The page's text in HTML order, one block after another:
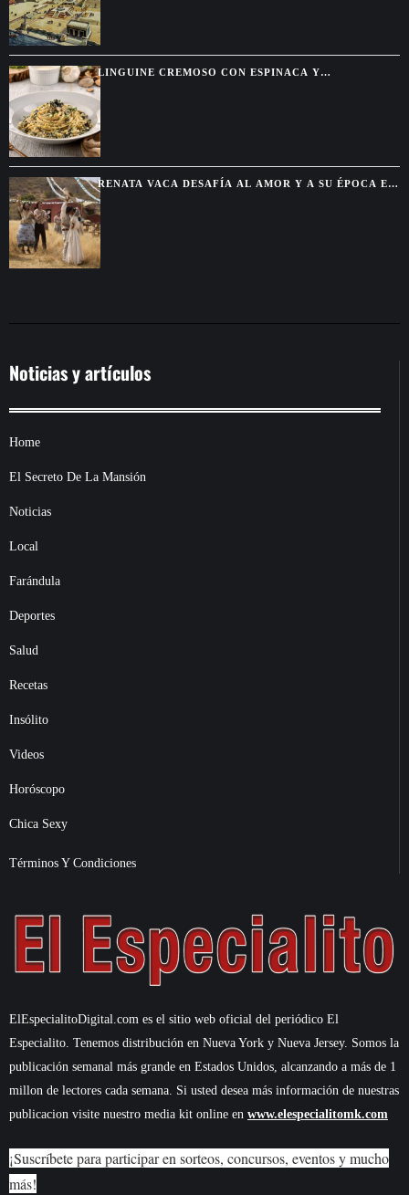
LINGUINE CREMOSO CON ESPINACA Y
ALCACHOFA, UNA PASTA FÁCIL CON SABOR DE
RESTAURANTE
RENATA VACA DESAFÍA AL AMOR Y A SU ÉPOCA EN
LA NUEVA SERIE DE NETFLIX
Noticias y artículos
Home
El Secreto De La Mansión
Noticias
Local
Farándula
Deportes
Salud
Recetas
Insólito
Videos
Horóscopo
Chica Sexy
Términos Y Condiciones
ElEspecialitoDigital.com es el sitio web oficial del periódico El
Especialito. Tenemos distribución en Nueva York y Nueva Jersey. Somos la
publicación semanal más grande en Estados Unidos, alcanzando a más de 1
millon de lectores cada semana. Si usted desea más información de nuestras
publicacion visite nuestro media kit online en www.elespecialitomk.com
¡Suscríbete para participar en sorteos, concursos, eventos y mucho
más!